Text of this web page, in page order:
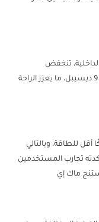
تنخفض
مستويات الضوضاء داخل المقصورة حتى 9 ديسيبل، ما يعزز الراحة
للطاقة، وبالتالي
تجارب المستخدمين
ماك إي